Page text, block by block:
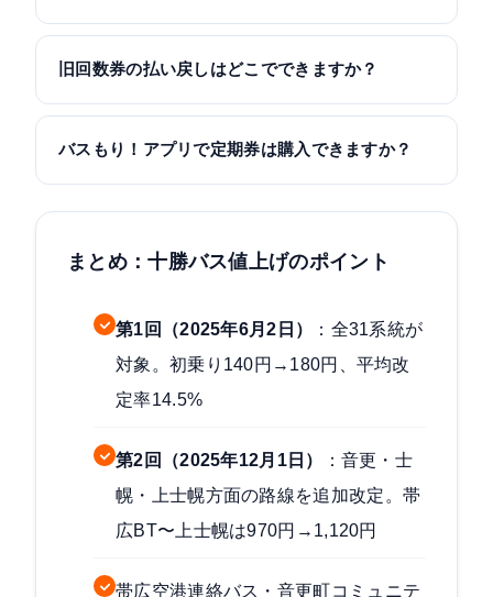
旧回数券の払い戻しはどこでできますか？
バスもり！アプリで定期券は購入できますか？
まとめ：十勝バス値上げのポイント
第1回（2025年6月2日）
：全31系統が
対象。初乗り140円→180円、平均改
定率14.5%
第2回（2025年12月1日）
：音更・士
幌・上士幌方面の路線を追加改定。帯
広BT〜上士幌は970円→1,120円
帯広空港連絡バス・音更町コミュニテ